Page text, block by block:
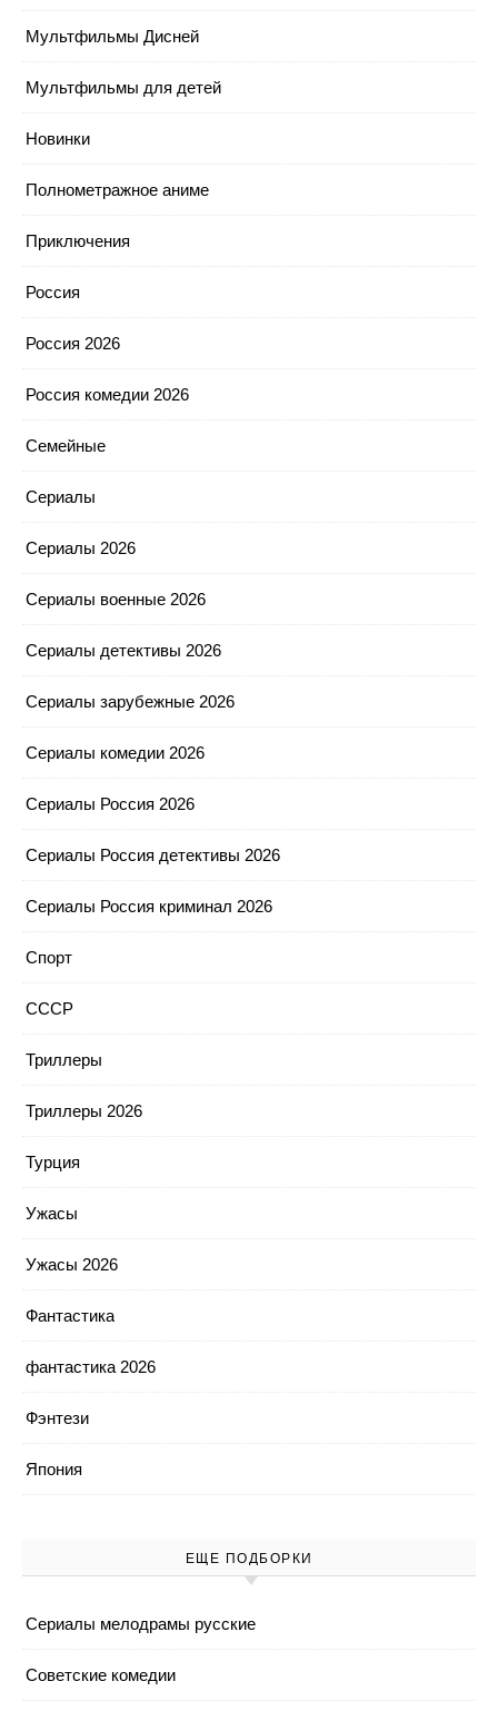
Мультфильмы Дисней
Мультфильмы для детей
Новинки
Полнометражное аниме
Приключения
Россия
Россия 2026
Россия комедии 2026
Семейные
Сериалы
Сериалы 2026
Сериалы военные 2026
Сериалы детективы 2026
Сериалы зарубежные 2026
Сериалы комедии 2026
Сериалы Россия 2026
Сериалы Россия детективы 2026
Сериалы Россия криминал 2026
Спорт
СССР
Триллеры
Триллеры 2026
Турция
Ужасы
Ужасы 2026
Фантастика
фантастика 2026
Фэнтези
Япония
ЕЩЕ ПОДБОРКИ
Cериалы мелодрамы русские
Cоветские комедии